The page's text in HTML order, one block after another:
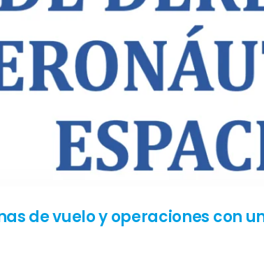
de vuelo y operaciones con